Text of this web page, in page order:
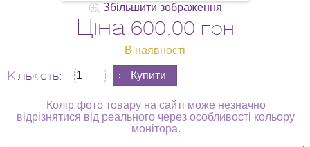
Збільшити зображення
Ціна 600.00 грн
В наявності
Кількість:
Колір фото товару на сайті може незначно
відрізнятися від реального через особливості кольору
монітора.